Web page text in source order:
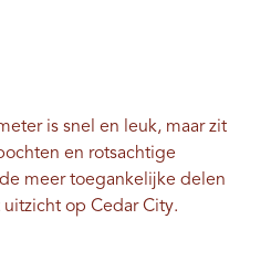
is snel en leuk, maar zit
en rotsachtige
meer toegankelijke delen
op Cedar City.